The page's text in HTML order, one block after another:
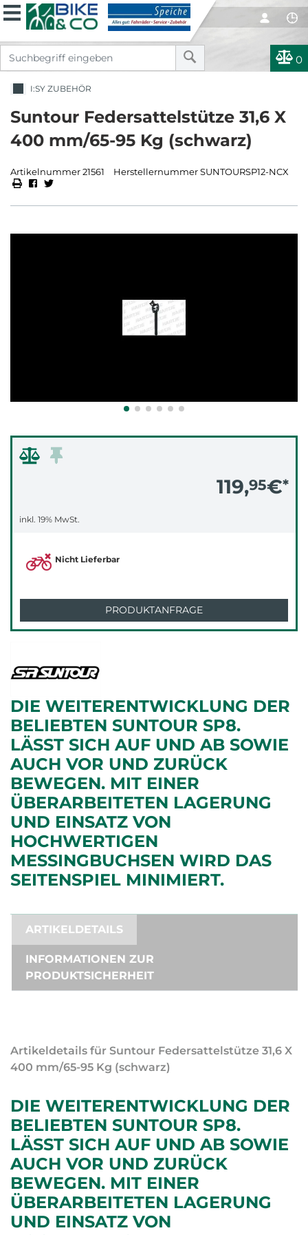
0
I:SY ZUBEHÖR
Suntour Federsattelstütze 31,6 X
400 mm/65-95 Kg (schwarz)
Artikelnummer 21561 Herstellernummer SUNTOURSP12-NCX
119,95€*
inkl. 19% MwSt.
Nicht Lieferbar
PRODUKTANFRAGE
DIE WEITERENTWICKLUNG DER
BELIEBTEN SUNTOUR SP8.
LÄSST SICH AUF UND AB SOWIE
AUCH VOR UND ZURÜCK
BEWEGEN. MIT EINER
ÜBERARBEITETEN LAGERUNG
UND EINSATZ VON
HOCHWERTIGEN
MESSINGBUCHSEN WIRD DAS
SEITENSPIEL MINIMIERT.
ARTIKELDETAILS
INFORMATIONEN ZUR
PRODUKTSICHERHEIT
Artikeldetails für Suntour Federsattelstütze 31,6 X
400 mm/65-95 Kg (schwarz)
DIE WEITERENTWICKLUNG DER
BELIEBTEN SUNTOUR SP8.
LÄSST SICH AUF UND AB SOWIE
AUCH VOR UND ZURÜCK
BEWEGEN. MIT EINER
ÜBERARBEITETEN LAGERUNG
UND EINSATZ VON